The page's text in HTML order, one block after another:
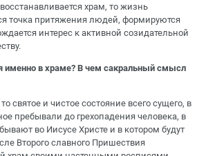
храм, то жизнь
точка притяжения людей, формируются
интерес к активной созидательной
именно в храме? В чем сакральный смысл
святое и чистое состояние всего сущего, в
пребывали до грехопадения человека, в
во Иисусе Христе и в котором будут
Второго славного Пришествия